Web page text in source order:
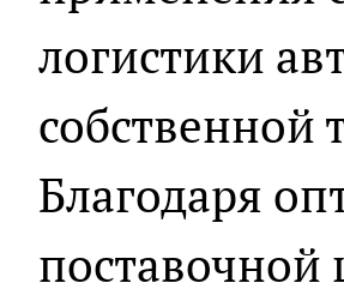
логистики
собственной
Благодаря
поставочной